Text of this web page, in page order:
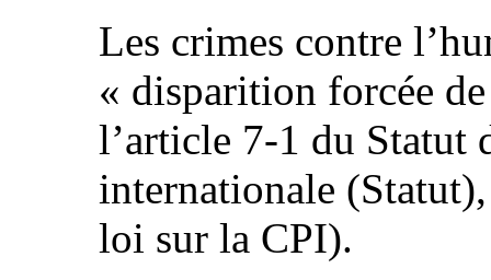
Les crimes contre
« disparition forcée
l’article 7-1 du Statut
internationale
loi sur la CPI).